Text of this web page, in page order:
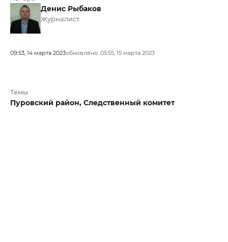
Денис Рыбаков
Журналист
09:53, 14 марта 2023обновлено: 05:55, 15 марта 2023
Темы
Пуровский район, Следственный комитет